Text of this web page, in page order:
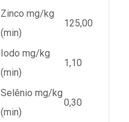
Zinco mg/kg
(min)
125,00
Iodo mg/kg
(min)
1,10
Selênio mg/kg
(min)
0,30